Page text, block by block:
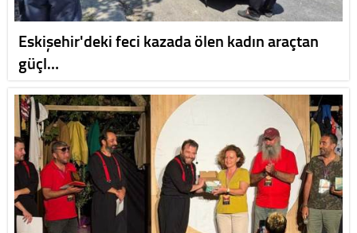
Eskişehir'deki feci kazada ölen kadın araçtan
güçl…